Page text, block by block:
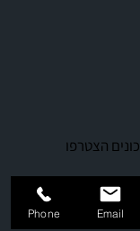
הצטרפו
Phone Email